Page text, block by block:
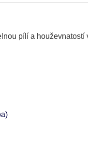
pílí a